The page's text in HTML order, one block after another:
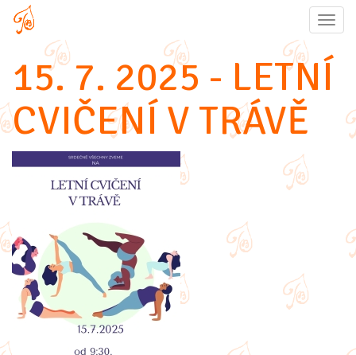
15. 7. 2025 - LETNÍ
CVIČENÍ V TRÁVĚ